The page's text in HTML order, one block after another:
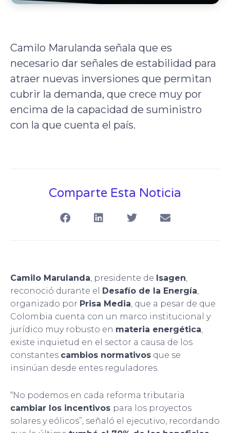
Camilo Marulanda señala que es
necesario dar señales de estabilidad para
atraer nuevas inversiones que permitan
cubrir la demanda, que crece muy por
encima de la capacidad de suministro
con la que cuenta el país.
Comparte Esta Noticia
Camilo Marulanda , presidente de Isagen
reconoció durante el Desafío de la Energía
organizado por Prisa Media , que a pesar de que
Colombia cuenta con un marco institucional y
jurídico muy robusto en materia energética
existe inquietud en el sector a causa de los
constantes cambios normativos que se
insinúan desde entes reguladores.
“No podemos en cada reforma tributaria
cambiar los incentivos para los proyectos
solares y eólicos”, señaló el ejecutivo, recordando